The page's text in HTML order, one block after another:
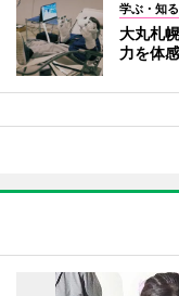
学ぶ・知る
大丸札
力を体感